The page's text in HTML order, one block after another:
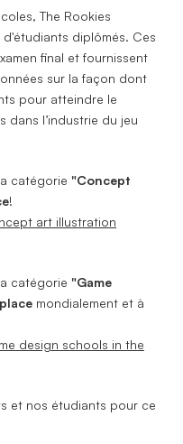
The Rookies
diplômés. Ces
final et fournissent
sur la façon dont
pour atteindre le
dans l’industrie du jeu
catégorie "Concept
!
art illustration
catégorie "Game
mondialement et à
design schools in the
et nos étudiants pour ce